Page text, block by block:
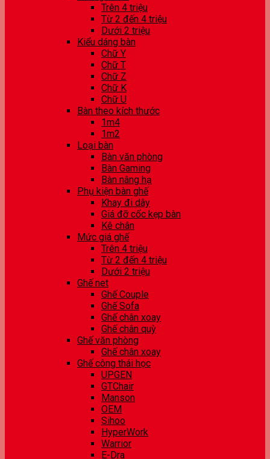
Trên 4 triệu
Từ 2 đến 4 triệu
Dưới 2 triệu
Kiểu dáng bàn
Chữ Y
Chữ T
Chữ Z
Chữ K
Chữ U
Bàn theo kích thước
1m4
1m2
Loại bàn
Bàn văn phòng
Bàn Gaming
Bàn nâng hạ
Phụ kiện bàn ghế
Khay đi dây
Giá đỡ cốc kẹp bàn
Kê chân
Mức giá ghế
Trên 4 triệu
Từ 2 đến 4 triệu
Dưới 2 triệu
Ghế net
Ghế Couple
Ghế Sofa
Ghế chân xoay
Ghế chân quỳ
Ghế văn phòng
Ghế chân xoay
Ghế công thái học
UPGEN
GTChair
Manson
OEM
Sihoo
HyperWork
Warrior
E-Dra